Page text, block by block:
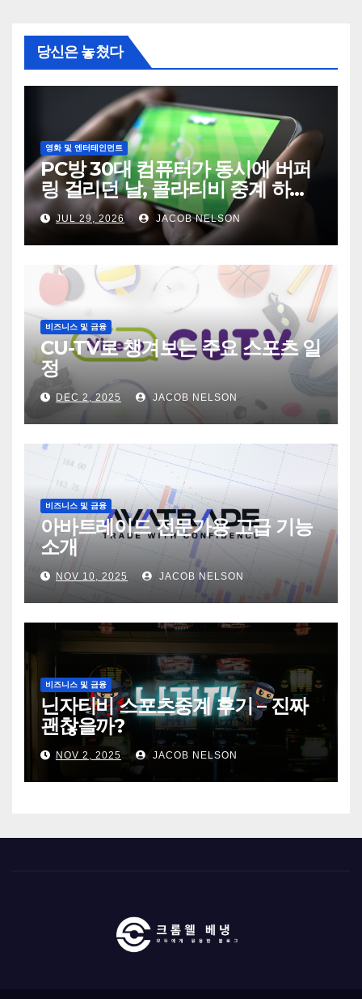
당신은 놓쳤다
영화 및 엔터테인먼트
PC방 30대 컴퓨터가 동시에 버퍼
링 걸리던 날, 콜라티비 중계 하나
가 전기세를 바꿨다
JUL 29, 2026 JACOB NELSON
비즈니스 및 금융
CU-TV로 챙겨보는 주요 스포츠 일
정
DEC 2, 2025 JACOB NELSON
비즈니스 및 금융
아바트레이드 전문가용 고급 기능
소개
NOV 10, 2025 JACOB NELSON
비즈니스 및 금융
닌자티비 스포츠중계 후기 – 진짜
괜찮을까?
NOV 2, 2025 JACOB NELSON